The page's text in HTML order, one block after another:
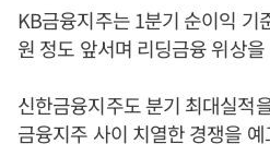
KB금융지주는 1분기 순이익 기
원 정도 앞서며 리딩금융 위상
신한금융지주도 분기 최대실적
금융지주 사이 치열한 경쟁을